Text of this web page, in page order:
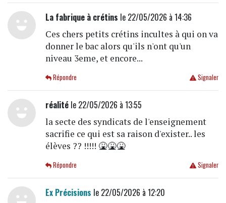
La fabrique à crétins le 22/05/2026 à 14:36
Ces chers petits crétins incultes à qui on va
donner le bac alors qu'ils n'ont qu'un
niveau 3eme, et encore...
Signaler
Répondre
réalitéle 22/05/2026 à 13:55
la secte des syndicats de l'enseignement
sacrifie ce qui est sa raison d'exister.. les
élèves ?? !!!!! 🤮🤮🤮
Signaler
Répondre
Ex Précisions le 22/05/2026 à 12:20